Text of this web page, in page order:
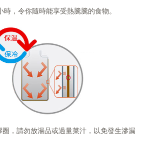
，令你隨時能享受熱騰騰的食物。
圈，請勿放湯品或過量菜汁，以免發生滲漏